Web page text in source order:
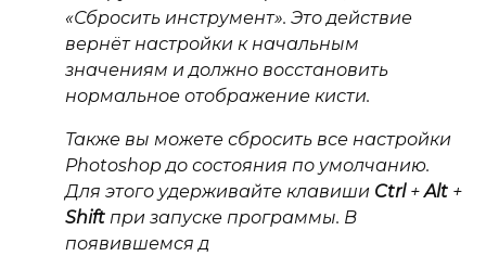
«Сбросить инструмент». Это действие
вернёт настройки к начальным
значениям и должно восстановить
нормальное отображение кисти.
Также вы можете сбросить все настройки
Photoshop до состояния по умолчанию.
Для этого удерживайте клавиши Ctrl+Alt +
Shift при запуске программы. В
появившемся д